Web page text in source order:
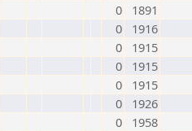
0
1891
0
1916
0
1915
0
1915
0
1915
0
1926
0
1958